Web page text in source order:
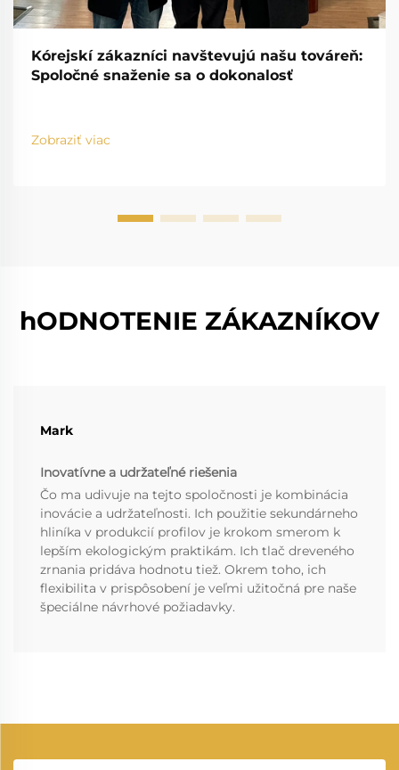
Kórejskí zákazníci navštevujú našu továreň:
Spoločné snaženie sa o dokonalosť
Zobraziť viac
hODNOTENIE ZÁKAZNÍKOV
Mark
Inovatívne a udržateľné riešenia
Čo ma udivuje na tejto spoločnosti je kombinácia
inovácie a udržateľnosti. Ich použitie sekundárneho
hliníka v produkcií profilov je krokom smerom k
lepším ekologickým praktikám. Ich tlač dreveného
zrnania pridáva hodnotu tiež. Okrem toho, ich
flexibilita v prispôsobení je veľmi užitočná pre naše
špeciálne návrhové požiadavky.